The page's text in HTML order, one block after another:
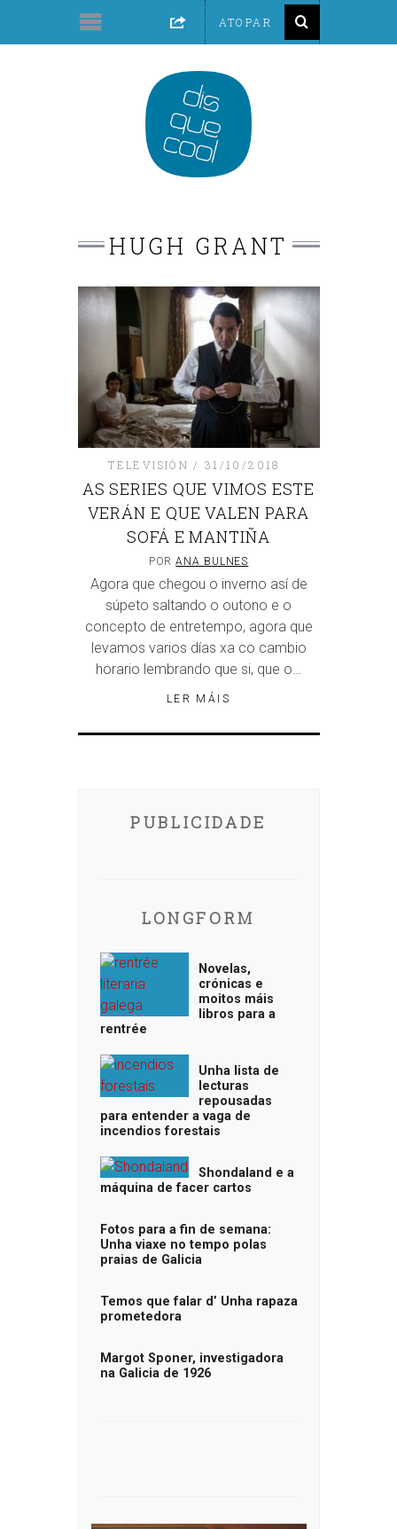
HUGH GRANT
TELEVISIÓN 31/10/2018
AS SERIES QUE VIMOS ESTE
VERÁN E QUE VALEN PARA
SOFÁ E MANTIÑA
PORANA BULNES
Agora que chegou o inverno así de
súpeto saltando o outono e o
concepto de entretempo, agora que
levamos varios días xa co cambio
horario lembrando que si, que o…
LER MÁIS
PUBLICIDADE
LONGFORM
Novelas,
crónicas e
moitos máis
libros para a
rentrée
Unha lista de
lecturas
repousadas
para entender a vaga de
incendios forestais
Shondaland e a
máquina de facer cartos
Fotos para a fin de semana:
Unha viaxe no tempo polas
praias de Galicia
Temos que falar d’ Unha rapaza
prometedora
Margot Sponer, investigadora
na Galicia de 1926